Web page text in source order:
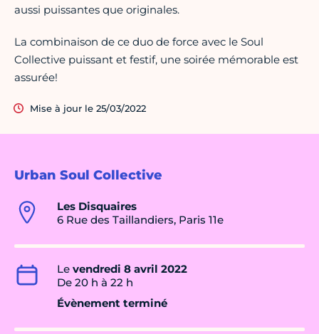
Urban Soul Collective
Les Disquaires
6 Rue des Taillandiers, Paris 11e
Le vendredi 8 avril 2022
De 20 h à 22 h
Évènement terminé
aussi puissantes que originales.
La combinaison de ce duo de force avec le Soul
Collective puissant et festif, une soirée mémorable est
assurée!
Mise à jour le 25/03/2022